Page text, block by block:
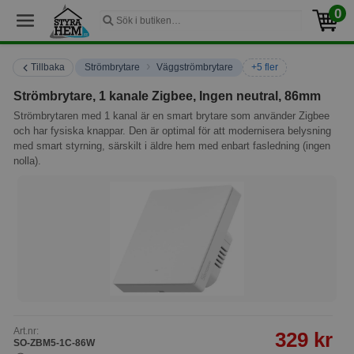
0
Tillbaka Strömbrytare › Väggströmbrytare +5 fler
Strömbrytare, 1 kanale Zigbee, Ingen neutral, 86mm
Strömbrytaren med 1 kanal är en smart brytare som använder Zigbee
och har fysiska knappar. Den är optimal för att modernisera belysning
med smart styrning, särskilt i äldre hem med enbart fasledning (ingen
nolla).
Art.nr:
SO-ZBM5-1C-86W
329 kr